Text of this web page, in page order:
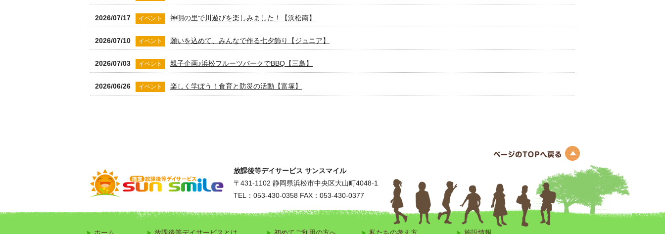
2026/07/17 イベント 神明の里で川遊びを楽しみました！【浜松南】
2026/07/10 イベント 願いを込めて、みんなで作る七夕飾り【ジュニア】
2026/07/03 イベント 親子企画♪浜松フルーツパークでBBQ【三島】
2026/06/26 イベント 楽しく学ぼう！食育と防災の活動【富塚】
2026/05/29 イベント みんなで挑戦！パンポン大会【袋井春岡】
2026/05/22 はじめてのファーム！ドキドキ乗馬体験【上西】
放課後等デイサービス サンスマイル
〒431-1102 静岡県浜松市中央区大山町4048-1
TEL：053-430-0358 FAX：053-430-0377